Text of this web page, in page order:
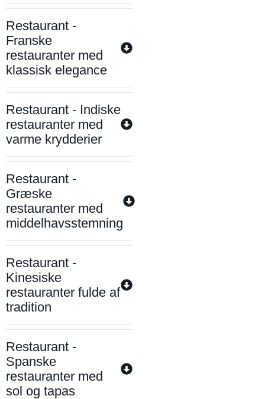
Restaurant -
Franske
restauranter med
klassisk elegance
Restaurant - Indiske
restauranter med
varme krydderier
Restaurant -
Græske
restauranter med
middelhavsstemning
Restaurant -
Kinesiske
restauranter fulde af
tradition
Restaurant -
Spanske
restauranter med
sol og tapas